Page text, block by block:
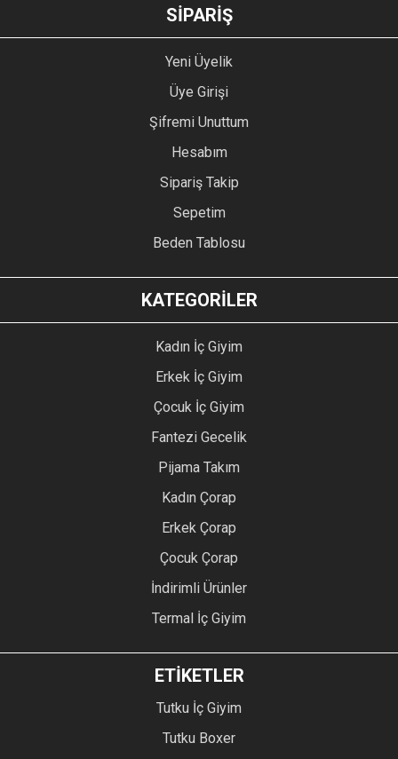
GÖNDER
SİPARİŞ
Yeni Üyelik
Üye Girişi
Şifremi Unuttum
Hesabım
Sipariş Takip
Sepetim
Beden Tablosu
KATEGORİLER
Kadın İç Giyim
Erkek İç Giyim
Çocuk İç Giyim
Fantezi Gecelik
Pijama Takım
Kadın Çorap
Erkek Çorap
Çocuk Çorap
İndirimli Ürünler
Termal İç Giyim
ETİKETLER
Tutku İç Giyim
Tutku Boxer